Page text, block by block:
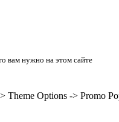
вам нужно на этом сайте
Options -> Promo